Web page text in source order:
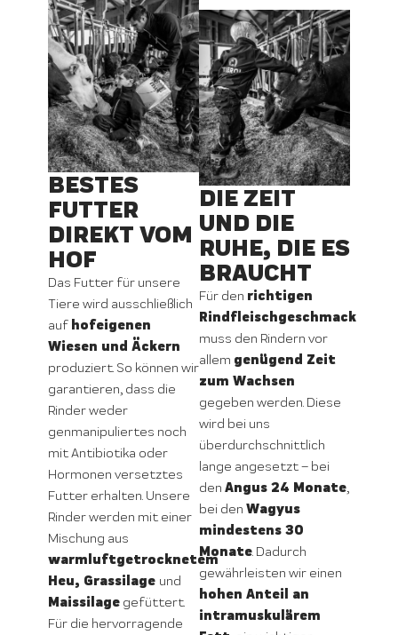
BESTES
FUTTER
DIREKT VOM
HOF
Das Futter für unsere
Tiere wird ausschließlich
auf hofeigenen
Wiesen und Äckern
produziert. So können wir
garantieren, dass die
Rinder weder
genmanipuliertes noch
mit Antibiotika oder
Hormonen versetztes
Futter erhalten. Unsere
Rinder werden mit einer
Mischung aus
warmluftgetrocknetem
Heu, Grassilage und
Maissilagegefüttert.
Für die hervorragende
DIE ZEIT
UND DIE
RUHE, DIE ES
BRAUCHT
Für den richtigen
Rindfleischgeschmack
muss den Rindern vor
allem genügend Zeit
zum Wachsen
gegeben werden. Diese
wird bei uns
überdurchschnittlich
lange angesetzt – bei
den Angus 24 Monate,
bei den Wagyus
mindestens 30
Monate. Dadurch
gewährleisten wir einen
hohen Anteil an
intramuskulärem